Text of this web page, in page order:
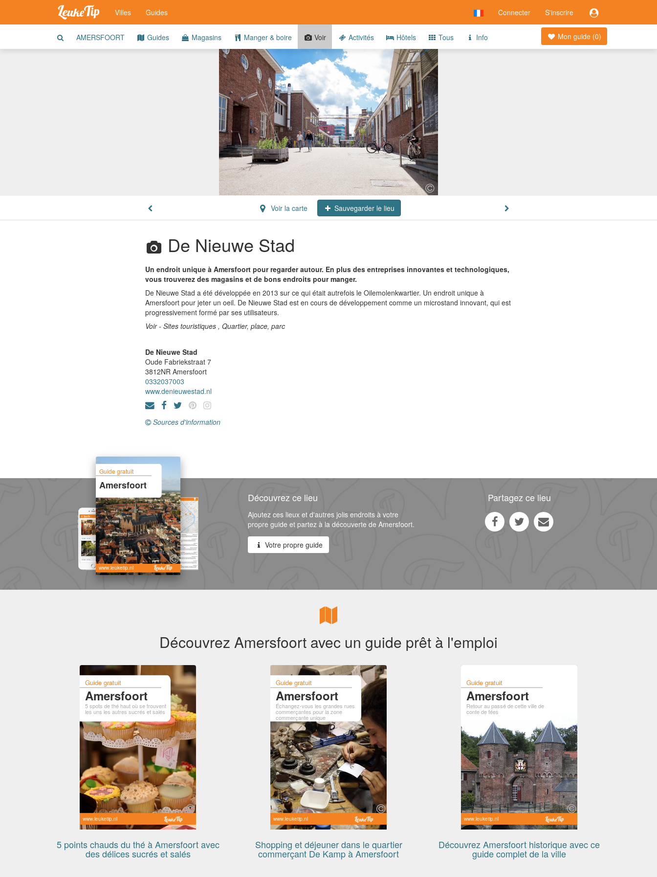
Connecter S'inscrire
Villes Guides
Mon guide (0)
AMERSFOORT Guides Magasins Manger & boire Voir Activités Hôtels Tous Info
Voir la carte Sauvegarder le lieu
De Nieuwe Stad
Un endroit unique à Amersfoort pour regarder autour. En plus des entreprises innovantes et technologiques,
vous trouverez des magasins et de bons endroits pour manger.
De Nieuwe Stad a été développée en 2013 sur ce qui était autrefois le Oilemolenkwartier. Un endroit unique à
Amersfoort pour jeter un oeil. De Nieuwe Stad est en cours de développement comme un microstand innovant, qui est
progressivement formé par ses utilisateurs.
Voir - Sites touristiques , Quartier, place, parc
De Nieuwe Stad
Oude Fabriekstraat 7
3812NR Amersfoort
0332037003
www.denieuwestad.nl
Sources d'information
Guide gratuit
Amersfoort
www.leuketip.nl
Découvrez ce lieu
Ajoutez ces lieux et d'autres jolis endroits à votre
propre guide et partez à la découverte de Amersfoort.
Votre propre guide
Partagez ce lieu
Découvrez Amersfoort avec un guide prêt à l'emploi
Guide gratuit
Amersfoort
5 spots de thé haut où se trouvent
les uns les autres sucrés et salés
www.leuketip.nl
5 points chauds du thé à Amersfoort avec
des délices sucrés et salés
Guide gratuit
Amersfoort
Échangez-vous les grandes rues
commerçantes pour la zone
commerçante unique
www.leuketip.nl
Shopping et déjeuner dans le quartier
commerçant De Kamp à Amersfoort
Guide gratuit
Amersfoort
Retour au passé de cette ville de
conte de fées
www.leuketip.nl
Découvrez Amersfoort historique avec ce
guide complet de la ville